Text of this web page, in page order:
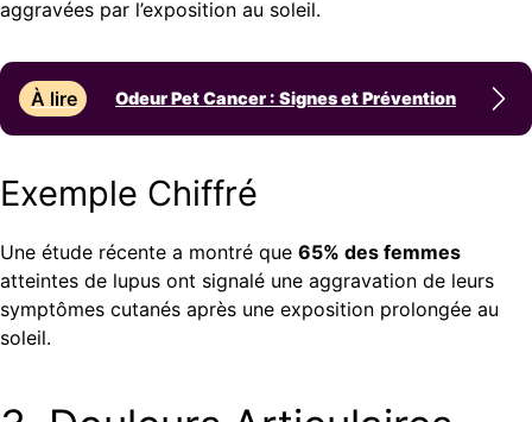
aggravées par l’exposition au soleil.
À lire Odeur Pet Cancer : Signes et Prévention
Exemple Chiffré
Une étude récente a montré que 65% des femmes
atteintes de lupus ont signalé une aggravation de leurs
symptômes cutanés après une exposition prolongée au
soleil.